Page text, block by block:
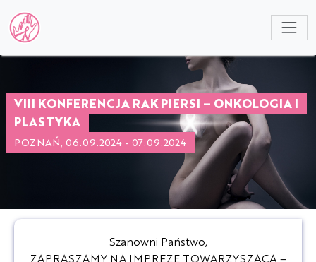
VIII KONFERENCJA RAK PIERSI – ONKOLOGIA I
PLASTYKA
POZNAŃ, 06.09.2024 - 07.09.2024
Szanowni Państwo,
ZAPRASZAMY NA IMPREZĘ TOWARZYSZĄCĄ –